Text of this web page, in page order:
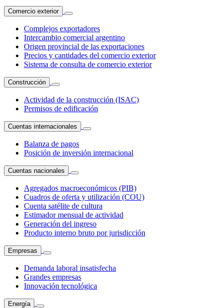
Comercio exterior
Complejos exportadores
Intercambio comercial argentino
Origen provincial de las exportaciones
Precios y cantidades del comercio exterior
Sistema de consulta de comercio exterior
Construcción
Actividad de la construcción (ISAC)
Permisos de edificación
Cuentas internacionales
Balanza de pagos
Posición de inversión internacional
Cuentas nacionales
Agregados macroeconómicos (PIB)
Cuadros de oferta y utilización (COU)
Cuenta satélite de cultura
Estimador mensual de actividad
Generación del ingreso
Producto interno bruto por jurisdicción
Empresas
Demanda laboral insatisfecha
Grandes empresas
Innovación tecnológica
Energía